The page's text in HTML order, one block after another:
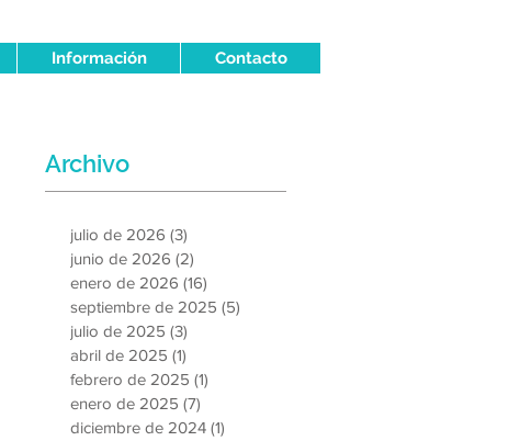
Información Contacto
Archivo
julio de 2026 (3)
junio de 2026 (2)
enero de 2026 (16)
septiembre de 2025 (5)
julio de 2025 (3)
abril de 2025 (1)
febrero de 2025 (1)
enero de 2025 (7)
diciembre de 2024 (1)